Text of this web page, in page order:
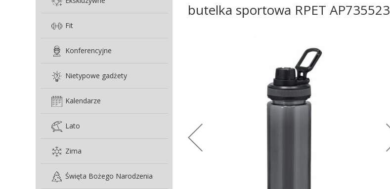
Fit
Konferencyjne
Nietypowe gadżety
Kalendarze
Lato
Zima
Święta Bożego Narodzenia
butelka sportowa RPET AP735523